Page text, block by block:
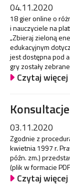
04.11.2020
18 gier online o
i nauczyciele na
„Zbieraj zieloną
edukacyjnym
jest dostępna pod
gry zostały
Czytaj więcej
03.11.2020
Zgodnie z
kwietnia 1997 r.
późn. zm.)
(plik w formacie
Czytaj więcej